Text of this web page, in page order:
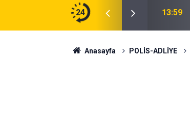
24
tarihi savunma hamlesi! "Mekke
13:59
Anasayfa POLİS-ADLİYE